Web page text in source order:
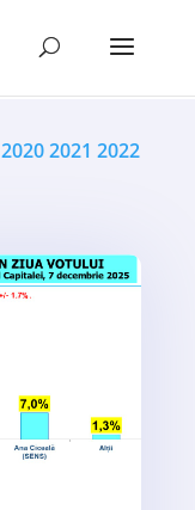
20202021 2022